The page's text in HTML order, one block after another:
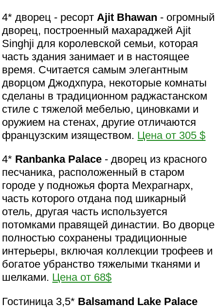
4* дворец - ресорт Ajit Bhawan - огромный
дворец, построенный махараджей Ajit
Singhji для королевской семьи, которая
часть здания занимает и в настоящее
время. Считается самым элегантным
дворцом Джодхпура, некоторые комнаты
сделаны в традиционном раджастанском
стиле с тяжелой мебелью, циновками и
оружием на стенах, другие отличаются
французским изяществом. Цена от 305 $
4* Ranbanka Palace - дворец из красного
песчаника, расположенный в старом
городе у подножья форта Мехрагнарх,
часть которого отдана под шикарный
отель, другая часть используется
потомками правящей династии. Во дворце
полностью сохранены традиционные
интерьеры, включая коллекции трофеев и
богатое убранство тяжелыми тканями и
шелками. Цена от 68$
Гостиница 3,5* Balsamand Lake Palace